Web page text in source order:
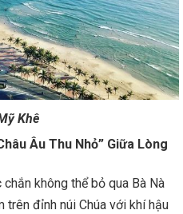
Khê
Âu Thu Nhỏ” Giữa Lòng
không thể bỏ qua Bà Nà
trên đỉnh núi Chúa với khí hậu